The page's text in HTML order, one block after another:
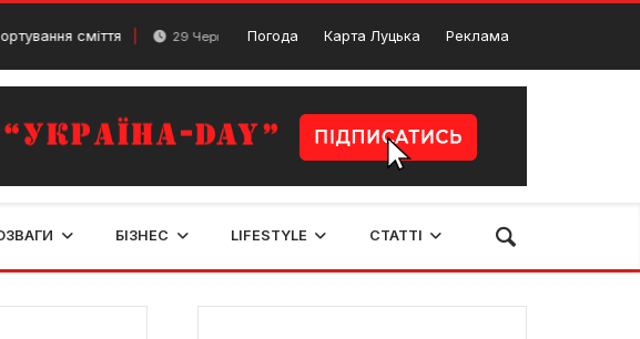
сміття 29 Червня, 2025 Курси англійської мови в Луцьку: огляд шкіл та
Погода Карта Луцька Реклама
БІЗНЕС LIFESTYLE СТАТТІ